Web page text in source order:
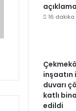
16
duvarı
katlı
edildi